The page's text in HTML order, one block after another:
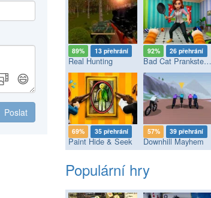
😄
Poslat
89% 13 přehrání
Real Hunting
92% 26 přehrání
Bad Cat Prankster - Mom’s Return
69% 35 přehrání
Paint Hide & Seek
57% 39 přehrání
Downhill Mayhem
Populární hry